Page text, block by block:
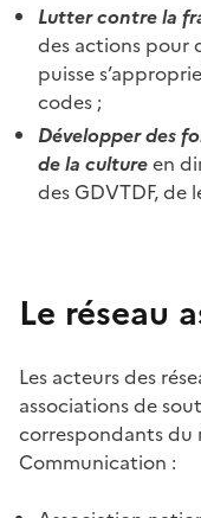
Lutter contre la
des actions pour
puisse
codes ;
Développer des
de la cultureen
des GDVTDF, de
Le réseau
Les acteurs des
associations de
correspondants du
Communication :